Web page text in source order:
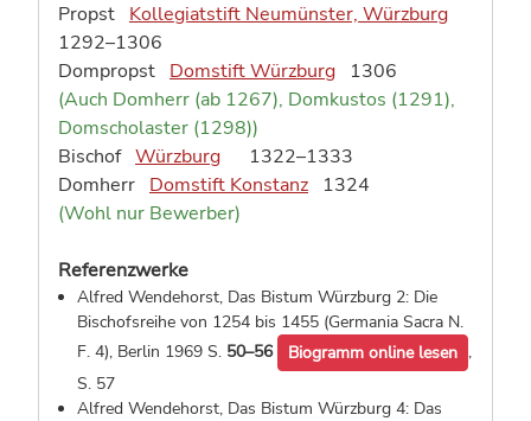
Propst Kollegiatstift Neumünster, Würzburg
1292–1306
Dompropst Domstift Würzburg
1306
(Auch Domherr (ab 1267), Domkustos (1291),
Domscholaster (1298))
Bischof Würzburg
1322–1333
Domherr Domstift Konstanz
1324
(Wohl nur Bewerber)
Referenzwerke
Alfred Wendehorst, Das Bistum Würzburg 2: Die
Bischofsreihe von 1254 bis 1455 (Germania Sacra N.
F. 4), Berlin 1969 S. 50–56 Biogramm online lesen ,
S. 57
Alfred Wendehorst, Das Bistum Würzburg 4: Das